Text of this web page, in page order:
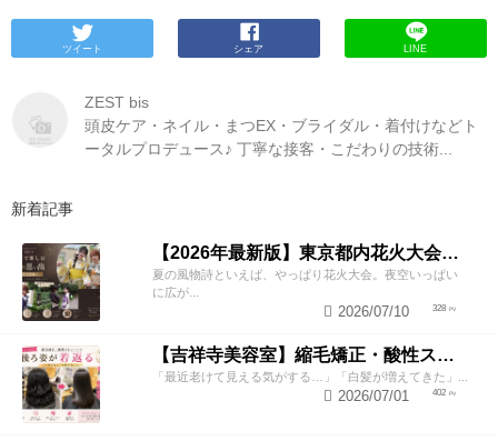
ツイート シェア LINE
ZEST bis
頭皮ケア・ネイル・まつEX・ブライダル・着付けなどト
ータルプロデュース♪ 丁寧な接客・こだわりの技術...
新着記事
【2026年最新版】東京都内花火大会まとめ｜浴衣着付け・ヘアセットならZESTへ
夏の風物詩といえば、やっぱり花火大会。夜空いっぱい
に広が...
328
2026/07/10
【吉祥寺美容室】縮毛矯正・酸性ストレートで若返り！後ろ姿が変わると見た目年齢も変わる？
「最近老けて見える気がする…」「白髪が増えてきた」...
402
2026/07/01